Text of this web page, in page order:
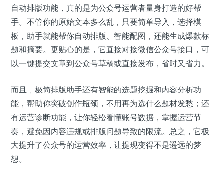
自动排版功能，真的是为公众号运营者量身打造的好帮
手。不管你的原始文本多么乱，只要简单导入，选择模
板，助手就能帮你自动排版、智能配图，还能生成爆款标
题和摘要。更贴心的是，它直接对接微信公众号接口，可
以一键提交文章到公众号草稿或直接发布，省时又省力。
而且，极简排版助手还有智能的选题挖掘和内容分析功
能，帮助你突破创作瓶颈，不用再为选什么题材发愁；还
有运营诊断功能，让你轻松看懂账号数据，掌握运营节
奏，避免因内容违规或排版问题导致的限流。总之，它极
大提升了公众号的运营效率，让提现变得不是遥远的梦
想。